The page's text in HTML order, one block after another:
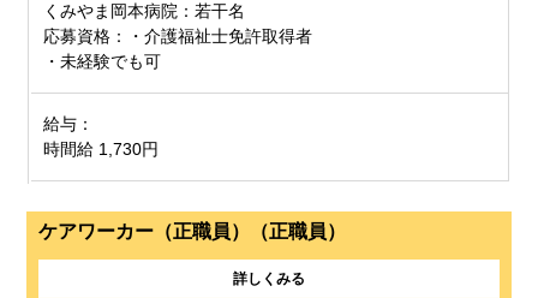
くみやま岡本病院：若干名
応募資格：・介護福祉士免許取得者
・未経験でも可
給与：
時間給 1,730円
ケアワーカー（正職員）（正職員）
詳しくみる